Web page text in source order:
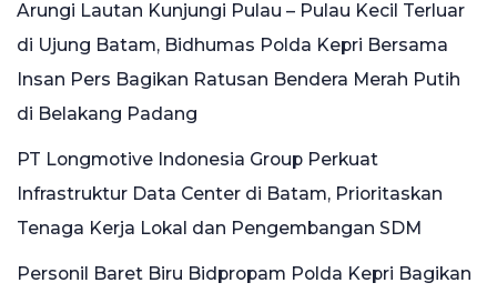
Arungi Lautan Kunjungi Pulau – Pulau Kecil Terluar
di Ujung Batam, Bidhumas Polda Kepri Bersama
Insan Pers Bagikan Ratusan Bendera Merah Putih
di Belakang Padang
PT Longmotive Indonesia Group Perkuat
Infrastruktur Data Center di Batam, Prioritaskan
Tenaga Kerja Lokal dan Pengembangan SDM
Personil Baret Biru Bidpropam Polda Kepri Bagikan